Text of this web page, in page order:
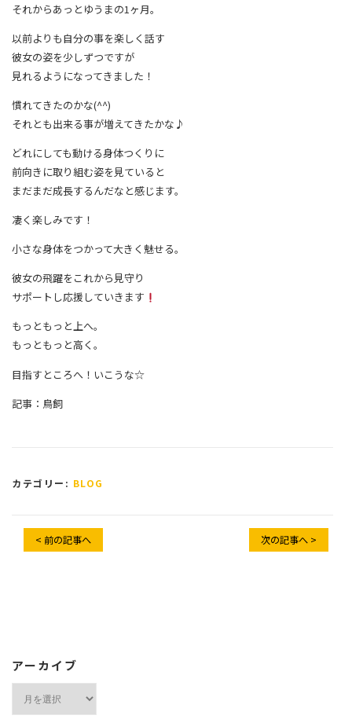
それからあっとゆうまの1ヶ月。
以前よりも自分の事を楽しく話す
彼女の姿を少しずつですが
見れるようになってきました！
慣れてきたのかな(^^)
それとも出来る事が増えてきたかな♪
どれにしても動ける身体つくりに
前向きに取り組む姿を見ていると
まだまだ成長するんだなと感じます。
凄く楽しみです！
小さな身体をつかって大きく魅せる。
彼女の飛躍をこれから見守り
サポートし応援していきます
もっともっと上へ。
もっともっと高く。
目指すところへ！いこうな☆
記事：鳥飼
カテゴリー: BLOG
< 前の記事へ 次の記事へ >
アーカイブ